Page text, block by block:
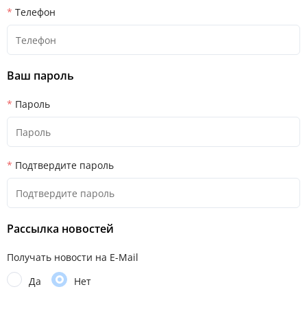
Телефон
Ваш пароль
Пароль
Подтвердите пароль
Рассылка новостей
Получать новости на E-Mail
Да
Нет